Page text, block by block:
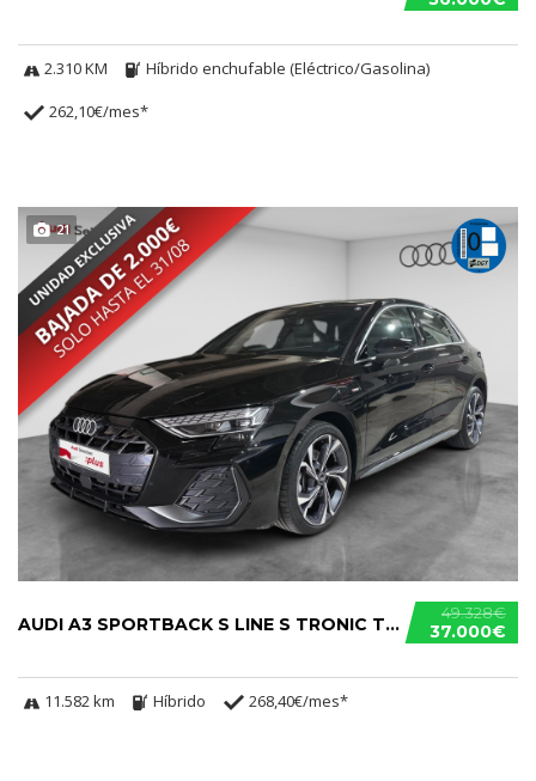
2.310 KM
Híbrido enchufable (Eléctrico/Gasolina)
262,10€/mes*
21
49.328€
37.000€
AUDI A3 SPORTBACK S LINE S TRONIC TFSIE
11.582 km Híbrido 268,40€/mes*